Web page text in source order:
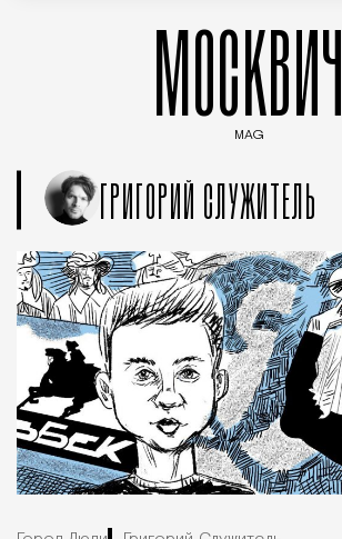
МОСКВИЧ
MAG
ГРИГОРИЙ СЛУЖИТЕЛЬ